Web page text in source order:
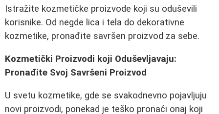
Istražite kozmetičke proizvode koji su oduševili
korisnike. Od negde lica i tela do dekorativne
kozmetike, pronađite savršen proizvod za sebe.
Kozmetički Proizvodi koji Oduševljavaju:
Pronađite Svoj Savršeni Proizvod
U svetu kozmetike, gde se svakodnevno pojavljuju
novi proizvodi, ponekad je teško pronaći onaj koji